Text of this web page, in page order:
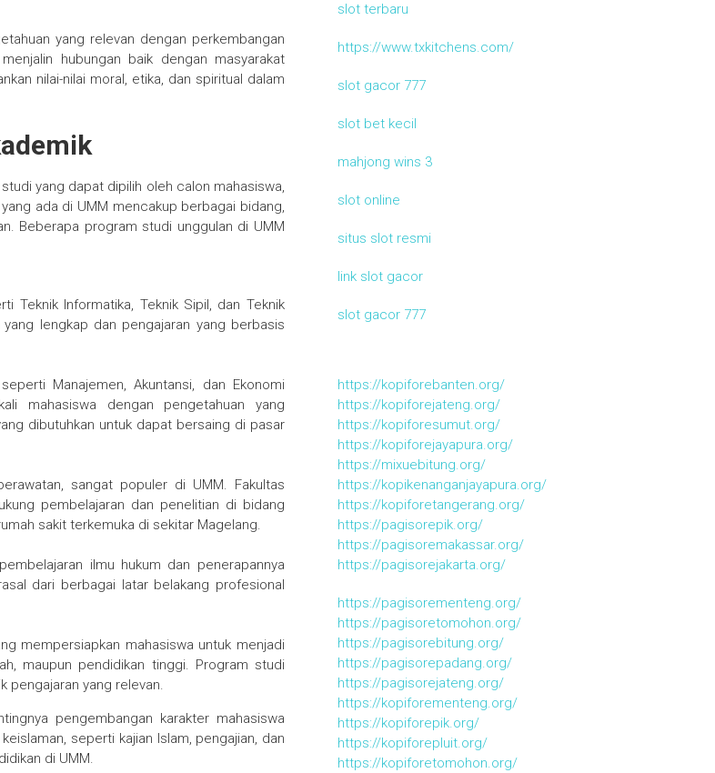
yang relevan dengan perkembangan
hubungan baik dengan masyarakat
nilai-nilai moral, etika, dan spiritual dalam
yang dapat dipilih oleh calon mahasiswa,
ada di UMM mencakup berbagai bidang,
Beberapa program studi unggulan di UMM
Teknik Informatika, Teknik Sipil, dan Teknik
lengkap dan pengajaran yang berbasis
Manajemen, Akuntansi, dan Ekonomi
mahasiswa dengan pengetahuan yang
dibutuhkan untuk dapat bersaing di pasar
sangat populer di UMM. Fakultas
pembelajaran dan penelitian di bidang
sakit terkemuka di sekitar Magelang.
ilmu hukum dan penerapannya
dari berbagai latar belakang profesional
mempersiapkan mahasiswa untuk menjadi
maupun pendidikan tinggi. Program studi
pengajaran yang relevan.
pengembangan karakter mahasiswa
seperti kajian Islam, pengajian, dan
di UMM.
slot terbaru
https://www.txkitchens.com/
slot gacor 777
slot bet kecil
mahjong wins 3
slot online
situs slot resmi
link slot gacor
slot gacor 777
https://kopiforebanten.org/
https://kopiforejateng.org/
https://kopiforesumut.org/
https://kopiforejayapura.org/
https://mixuebitung.org/
https://kopikenanganjayapura.org/
https://kopiforetangerang.org/
https://pagisorepik.org/
https://pagisoremakassar.org/
https://pagisorejakarta.org/
https://pagisorementeng.org/
https://pagisoretomohon.org/
https://pagisorebitung.org/
https://pagisorepadang.org/
https://pagisorejateng.org/
https://kopiforementeng.org/
https://kopiforepik.org/
https://kopiforepluit.org/
https://kopiforetomohon.org/